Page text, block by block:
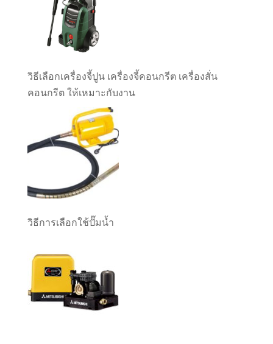
วิธีเลือกเครื่องจี้ปูน เครื่องจี้คอนกรีต เครื่องสั่น
คอนกรีต ให้เหมาะกับงาน
วิธีการเลือกใช้ปั๊มน้ำ